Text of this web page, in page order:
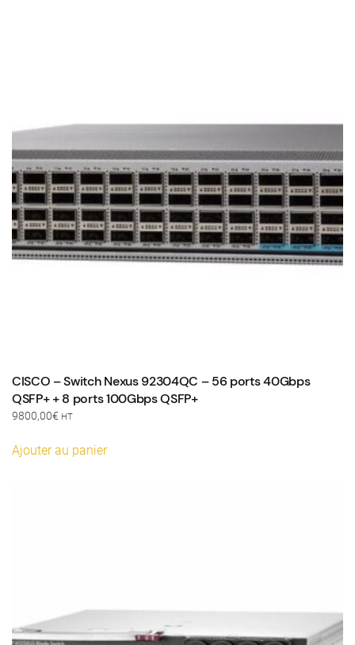
CISCO – Switch Nexus 92304QC – 56 ports 40Gbps
QSFP+ + 8 ports 100Gbps QSFP+
9800,00€ HT
Ajouter au panier